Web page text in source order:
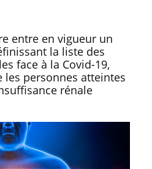
entre en vigueur un
la liste des
face à la Covid-19,
les personnes atteintes
rénale